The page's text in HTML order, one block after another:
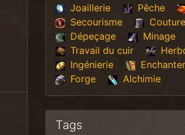
Joaillerie Pêche
Secourisme
Couture
Dépeçage
Minage
Travail du cuir
Ingénierie
Forge
Alchimie
Tags